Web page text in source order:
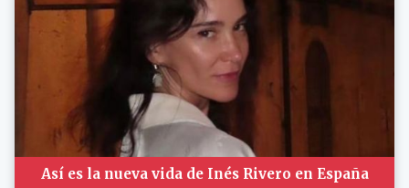
Así es la nueva vida de Inés Rivero en España